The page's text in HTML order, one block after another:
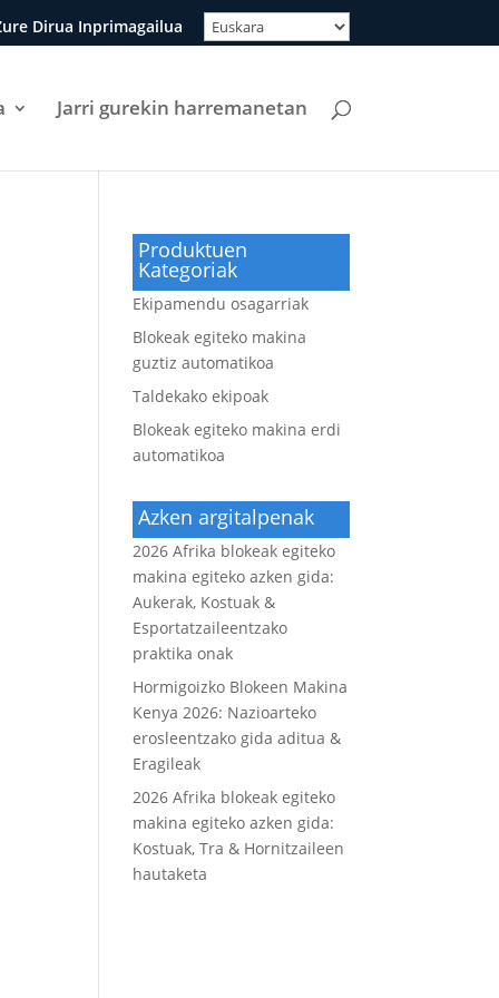
Dirua Inprimagailua
Jarri gurekin harremanetan
Produktuen
Kategoriak
Ekipamendu osagarriak
Blokeak egiteko makina
guztiz automatikoa
Taldekako ekipoak
Blokeak egiteko makina erdi
automatikoa
Azken argitalpenak
2026 Afrika blokeak egiteko
makina egiteko azken gida:
Aukerak, Kostuak &
Esportatzaileentzako
praktika onak
Hormigoizko Blokeen Makina
Kenya 2026: Nazioarteko
erosleentzako gida aditua &
Eragileak
2026 Afrika blokeak egiteko
makina egiteko azken gida:
Kostuak, Tra & Hornitzaileen
hautaketa